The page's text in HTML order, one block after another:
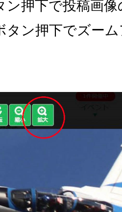
押下で投稿画像
タン押下でズー